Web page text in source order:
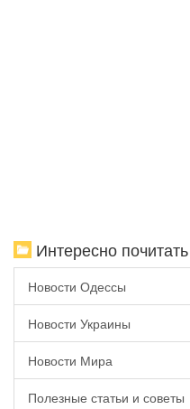
Интересно почитать
Новости Одессы
Новости Украины
Новости Мира
Полезные статьи и советы